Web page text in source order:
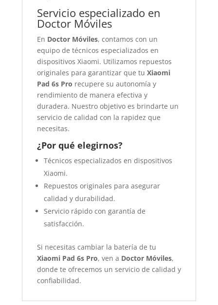
Servicio especializado en
Doctor Móviles
En Doctor Móviles, contamos con un
equipo de técnicos especializados en
dispositivos Xiaomi. Utilizamos repuestos
originales para garantizar que tu Xiaomi
Pad 6s Pro recupere su autonomía y
rendimiento de manera efectiva y
duradera. Nuestro objetivo es brindarte un
servicio de calidad con la rapidez que
necesitas.
¿Por qué elegirnos?
Técnicos especializados en dispositivos
Xiaomi.
Repuestos originales para asegurar
calidad y durabilidad.
Servicio rápido con garantía de
satisfacción.
Si necesitas cambiar la batería de tu
Xiaomi Pad 6s Pro, ven a Doctor Móviles,
donde te ofrecemos un servicio de calidad y
confiabilidad.